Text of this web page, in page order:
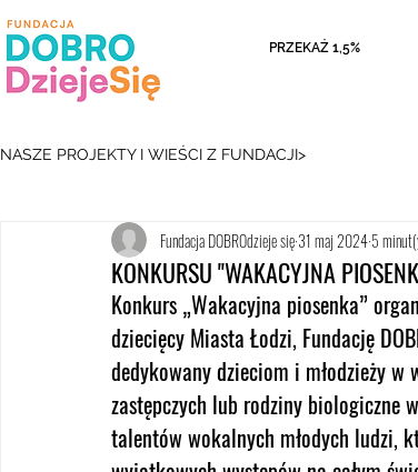
PRZEKAŻ 1,5%
NASZE PROJEKTY I WIEŚCI Z FUNDACJI>
KONKURSU "WAKACYJNA
Fundacja DOBROdzieje się31 maj 20245
Konkurs „Wakacyjna piosenka”
dziecięcy Miasta Łodzi, Fundację
dedykowany dzieciom i młodzieży
zastępczych lub rodziny
talentów wokalnych młodych ludzi,